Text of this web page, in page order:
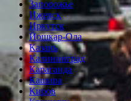
Запорожье
Ижевск
Иркутск
Йошкар-Ола
Казань
Калининград
Караганда
Кашира
Киров